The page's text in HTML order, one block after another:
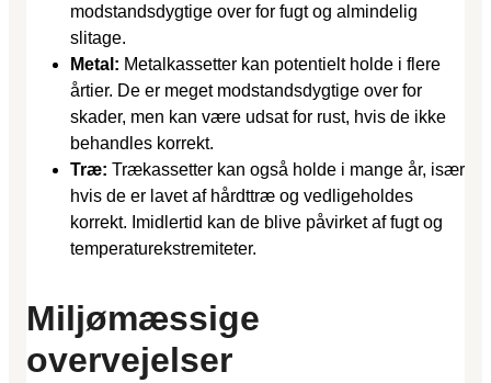
modstandsdygtige over for fugt og almindelig
slitage.
Metal: Metalkassetter kan potentielt holde i flere
årtier. De er meget modstandsdygtige over for
skader, men kan være udsat for rust, hvis de ikke
behandles korrekt.
Træ: Trækassetter kan også holde i mange år, især
hvis de er lavet af hårdttræ og vedligeholdes
korrekt. Imidlertid kan de blive påvirket af fugt og
temperaturekstremiteter.
Miljømæssige
overvejelser